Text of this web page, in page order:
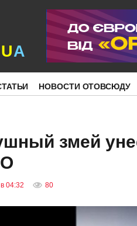
UA
НОВОСТИ ОТОВСЮДУ
змей
04:32 80